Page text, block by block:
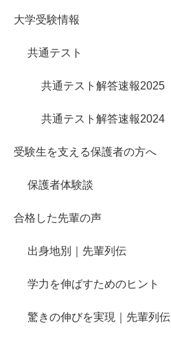
大学受験情報
共通テスト
共通テスト解答速報2025
共通テスト解答速報2024
受験生を支える保護者の方へ
保護者体験談
合格した先輩の声
出身地別｜先輩列伝
学力を伸ばすためのヒント
驚きの伸びを実現｜先輩列伝